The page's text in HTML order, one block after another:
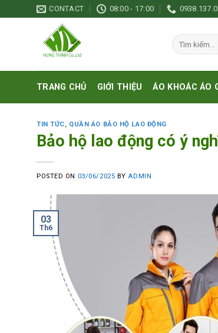
to
CONTACT 08:00 - 17:00
Tìm
kiếm:
TRANG CHỦ GIỚI THIỆU ÁO KHOÁC ÁO
TIN TỨC, QUẦN ÁO BẢO HỘ LAO ĐỘNG
Bảo hộ lao động có ý
POSTED ON 03/06/2025 BY ADMIN
03
Th6